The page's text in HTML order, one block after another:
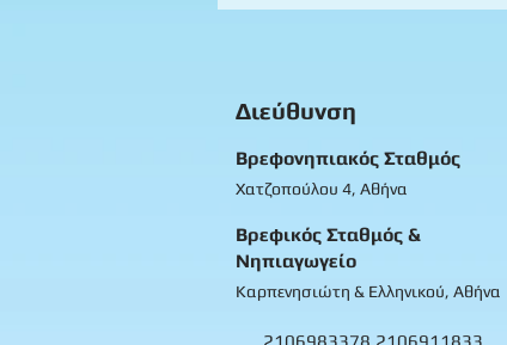
Διεύθυνση
Βρεφονηπιακός Σταθμός
Χατζοπούλου 4, Αθήνα
Βρεφικός Σταθμός &
Νηπιαγωγείο
Καρπενησιώτη & Ελληνικού, Αθήνα